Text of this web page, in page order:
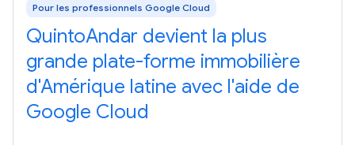
Pour les professionnels Google Cloud
QuintoAndar devient la plus
grande plate-forme immobilière
d'Amérique latine avec l'aide de
Google Cloud